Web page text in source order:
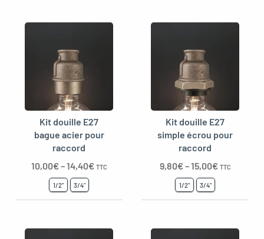
Kit douille E27
bague acier pour
raccord
10,00€–14,40€ TTC
1/2" 3/4"
Kit douille E27
simple écrou pour
raccord
9,80€–15,00€ TTC
1/2" 3/4"